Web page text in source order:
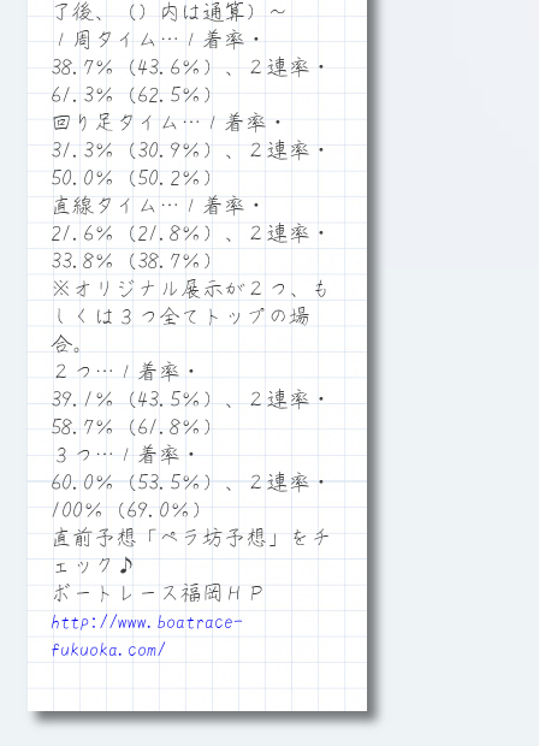
了後、（）内は通算）～
１周タイム…１着率・
38.7％（43.6％）、２連率・
61.3％（62.5％）
回り足タイム…１着率・
31.3％（30.9％）、２連率・
50.0％（50.2％）
直線タイム…１着率・
21.6％（21.8％）、２連率・
33.8％（38.7％）
※オリジナル展示が２つ、も
しくは３つ全てトップの場
合。
２つ…１着率・
39.1％（43.5％）、２連率・
58.7％（61.8％）
３つ…１着率・
60.0％（53.5％）、２連率・
100％（69.0％）
直前予想「ペラ坊予想」をチ
ェック♪
ボートレース福岡ＨＰ
http://www.boatrace-
fukuoka.com/